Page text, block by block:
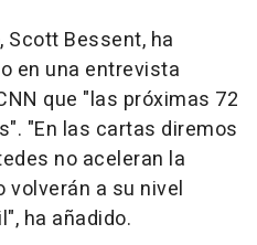
Scott Bessent, ha
en una entrevista
que "las próximas 72
"En las cartas diremos
no aceleran la
volverán a su nivel
ha añadido.